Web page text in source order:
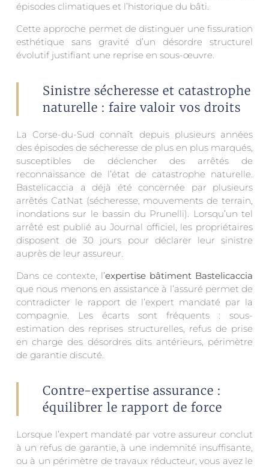
épisodes climatiques et l’historique du bâti.
Cette approche permet de distinguer une fissuration
esthétique sans gravité d’un désordre structurel
évolutif justifiant une reprise en sous-œuvre.
Sinistre sécheresse et catastrophe
naturelle : faire valoir vos droits
La Corse-du-Sud connaît depuis plusieurs années
des épisodes de sécheresse de plus en plus marqués,
susceptibles de déclencher des arrêtés de
reconnaissance de l’état de catastrophe naturelle.
Bastelicaccia a déjà été concernée par plusieurs
arrêtés CatNat (sécheresse, mouvements de terrain,
inondations sur le bassin du Prunelli). Lorsqu’un tel
arrêté est publié au Journal officiel, les propriétaires
disposent de 30 jours pour déclarer leur sinistre
auprès de leur assureur.
Dans ce contexte, l’expertise bâtiment Bastelicaccia
que nous menons en assistance à l’assuré permet de
contradicter le rapport de l’expert mandaté par la
compagnie. Les écarts sont fréquents : sous-
estimation des reprises structurelles, refus de prise
en charge des désordres dits antérieurs, périmètre
de garantie discuté.
Contre-expertise assurance :
équilibrer le rapport de force
Lorsque l’expert mandaté par votre assureur conclut
à un refus de garantie, à une indemnité insuffisante,
ou à un périmètre de travaux réducteur, vous avez le